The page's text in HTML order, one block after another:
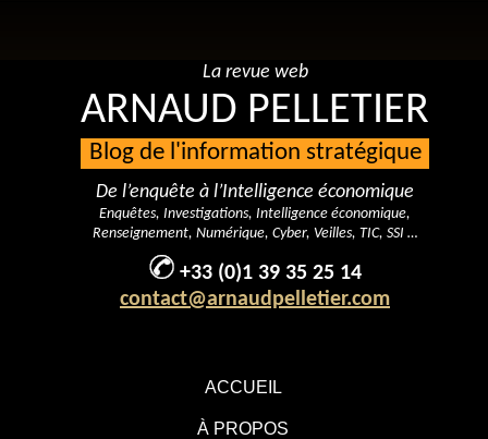
ACCUEIL
À PROPOS
La revue web
ARNAUD PELLETIER
Blog de l'information stratégique
De l’enquête à l’Intelligence économique
Enquêtes, Investigations, Intelligence économique,
Renseignement, Numérique, Cyber, Veilles, TIC, SSI …
+33 (0)1 39 35 25 14
contact@arnaudpelletier.com